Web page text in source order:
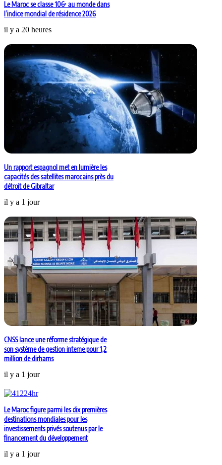
Le Maroc se classe 106ᵉ au monde dans
l’indice mondial de résidence 2026
il y a 20 heures
Un rapport espagnol met en lumière les
capacités des satellites marocains près du
détroit de Gibraltar
il y a 1 jour
CNSS lance une réforme stratégique de
son système de gestion interne pour 1,2
million de dirhams
il y a 1 jour
Le Maroc figure parmi les dix premières
destinations mondiales pour les
investissements privés soutenus par le
financement du développement
il y a 1 jour